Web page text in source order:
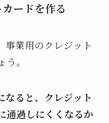
ードを作る
事業用のクレジット
。
なると、クレジット
通過しにくくなるか